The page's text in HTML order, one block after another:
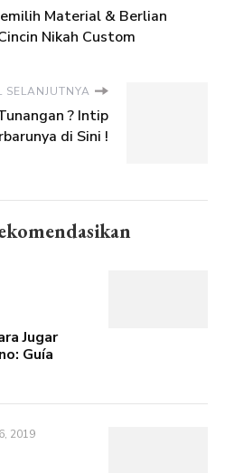
Material & Berlian
Nikah Custom
SELANJUTNYA
? Intip
di Sini !
Jugar
Guía
2019